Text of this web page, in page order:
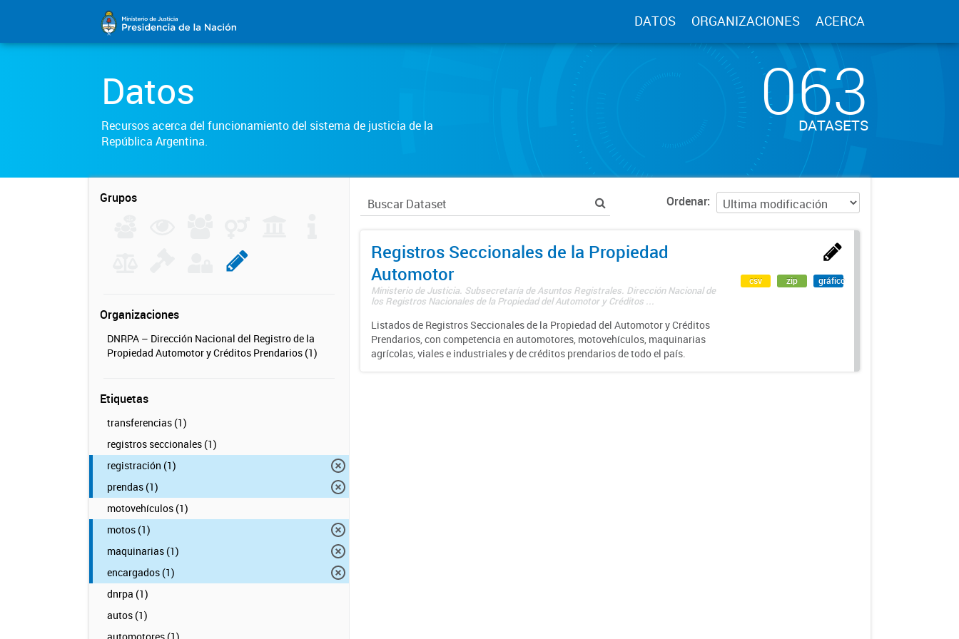
DATOS ORGANIZACIONES ACERCA
Datos
Recursos acerca del funcionamiento del sistema de justicia de la
República Argentina.
063
DATASETS
Grupos
Organizaciones
DNRPA – Dirección Nacional del Registro de la
Propiedad Automotor y Créditos Prendarios (1)
Etiquetas
transferencias (1)
registros seccionales (1)
registración (1)
prendas (1)
motovehículos (1)
motos (1)
maquinarias (1)
encargados (1)
dnrpa (1)
autos (1)
Ordenar
Registros Seccionales de la Propiedad
Automotor
Ministerio de Justicia. Subsecretaría de Asuntos Registrales. Dirección Nacional de
los Registros Nacionales de la Propiedad del Automotor y Créditos ...
Listados de Registros Seccionales de la Propiedad del Automotor y Créditos
Prendarios, con competencia en automotores, motovehículos, maquinarias
agrícolas, viales e industriales y de créditos prendarios de todo el país.
csv zip gráfico